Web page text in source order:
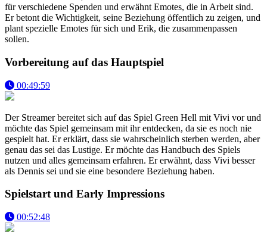
für verschiedene Spenden und erwähnt Emotes, die in Arbeit sind.
Er betont die Wichtigkeit, seine Beziehung öffentlich zu zeigen, und
plant spezielle Emotes für sich und Erik, die zusammenpassen
sollen.
Vorbereitung auf das Hauptspiel
00:49:59
Der Streamer bereitet sich auf das Spiel Green Hell mit Vivi vor und
möchte das Spiel gemeinsam mit ihr entdecken, da sie es noch nie
gespielt hat. Er erklärt, dass sie wahrscheinlich sterben werden, aber
genau das sei das Lustige. Er möchte das Handbuch des Spiels
nutzen und alles gemeinsam erfahren. Er erwähnt, dass Vivi besser
als Dennis sei und sie eine besondere Beziehung haben.
Spielstart und Early Impressions
00:52:48